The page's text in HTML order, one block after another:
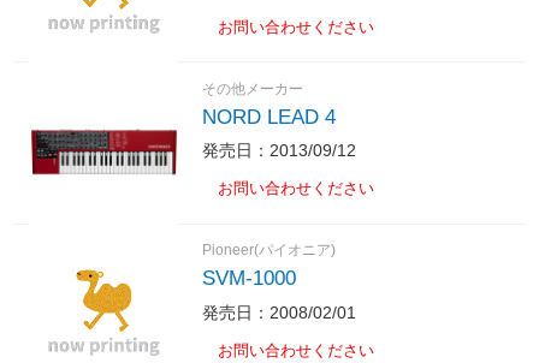
お問い合わせください
その他メーカー
NORD LEAD 4
発売日：2013/09/12
お問い合わせください
Pioneer(パイオニア)
SVM-1000
発売日：2008/02/01
お問い合わせください